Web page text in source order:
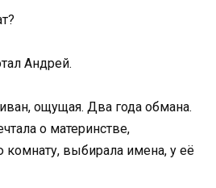
Андрей.
ощущая. Два года обмана.
о материнстве,
комнату, выбирала имена, у её